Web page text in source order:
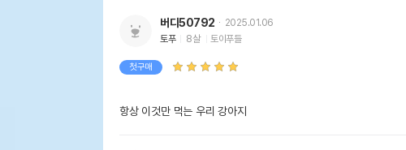
버디50792
2025.01.06
토푸
8살 토이푸들
첫구매
항상 이것만 먹는 우리 강아지